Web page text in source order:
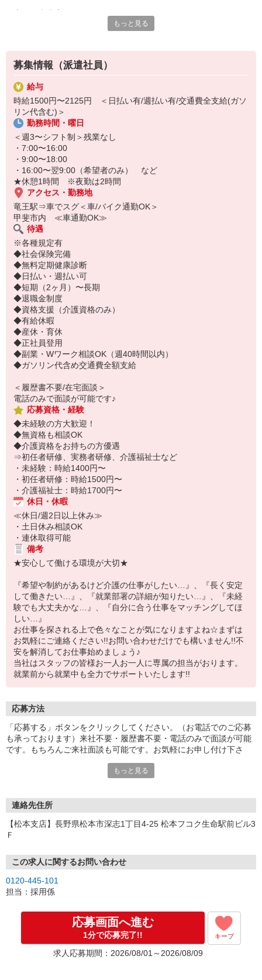
・生活相談やお話の相手 など
元コンビニ店員・アパレル販売・ホテルのフロントスタッフなど、
安定の医療福祉業界で働きたくて転職し、接客経験を活かして活躍
中のスタッフ多数。
お元気な入居者様が多く、スケジュールにもゆとりがあるため、バ
タバタせずに自分のペースで落ち着いて働けます♪
「安定した業界で長く働きたい」
「人と関わる仕事をしたい」
そんな方におすすめです！
ぜひ、お気軽にご応募ください♪
もっと見る
募集情報（派遣社員）
給与
時給1500円〜2125円 ＜日払い有/週払い有/交通費全支給(ガソ
リン代含む)＞
勤務時間・曜日
＜週3〜シフト制＞残業なし
・7:00〜16:00
・9:00〜18:00
・16:00〜翌9:00（希望者のみ） など
★休憩1時間 ※夜勤は2時間
アクセス・勤務地
竜王駅⇒車でスグ＜車/バイク通勤OK＞
甲斐市内 ≪車通勤OK≫
待遇
※各種規定有
◆社会保険完備
◆無料定期健康診断
◆日払い・週払い可
◆短期（2ヶ月）〜長期
◆退職金制度
◆資格支援（介護資格のみ）
◆有給休暇
◆産休・育休
◆正社員登用
◆副業・Wワーク相談OK（週40時間以内）
◆ガソリン代含め交通費全額支給
＜履歴書不要/在宅面談＞
電話のみで面談が可能です♪
応募資格・経験
◆未経験の方大歓迎！
◆無資格も相談OK
◆介護資格をお持ちの方優遇
⇒初任者研修、実務者研修、介護福祉士など
・未経験：時給1400円〜
・初任者研修：時給1500円〜
・介護福祉士：時給1700円〜
休日・休暇
≪休日/週2日以上休み≫
・土日休み相談OK
・連休取得可能
備考
★安心して働ける環境が大切★
『希望や制約があるけど介護の仕事がしたい…』、『長く安定
して働きたい…』、『就業部署の詳細が知りたい…』、『未経
験でも大丈夫かな…』、『自分に合う仕事をマッチングしてほ
しい…』
お仕事を探される上で色々なことが気になりますよね☆まずは
お気軽にご連絡ください!!お問い合わせだけでも構いません!!不
安を解消してお仕事始めましょう♪
当社はスタッフの皆様お一人お一人に専属の担当がおります。
就業前から就業中も全力でサポートいたします!!
応募方法
「応募する」ボタンをクリックしてください。（お電話でのご応募
も承っております）来社不要・履歴書不要・電話のみで面談が可能
です。もちろんご来社面談も可能です。お気軽にお申し付け下さ
もっと見る
連絡先住所
【松本支店】長野県松本市深志1丁目4-25 松本フコク生命駅前ビル3
Ｆ
この求人に関するお問い合わせ
0120-445-101
担当：採用係
応募画面へ進む
1分で応募完了!! キープ
求人応募期間：2026/08/01～2026/08/09